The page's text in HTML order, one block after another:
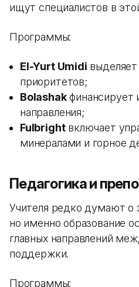
ищут специалистов в
Программы:
El-Yurt Umidi
приоритетов;
Bolashakфинансирует
направления;
Fulbrightвключает
минералами и горное
Педагогика и
Учителя редко думают о
но именно образование
главных направлений
поддержки.
Программы: